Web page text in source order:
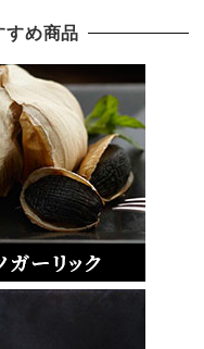
すめ商品